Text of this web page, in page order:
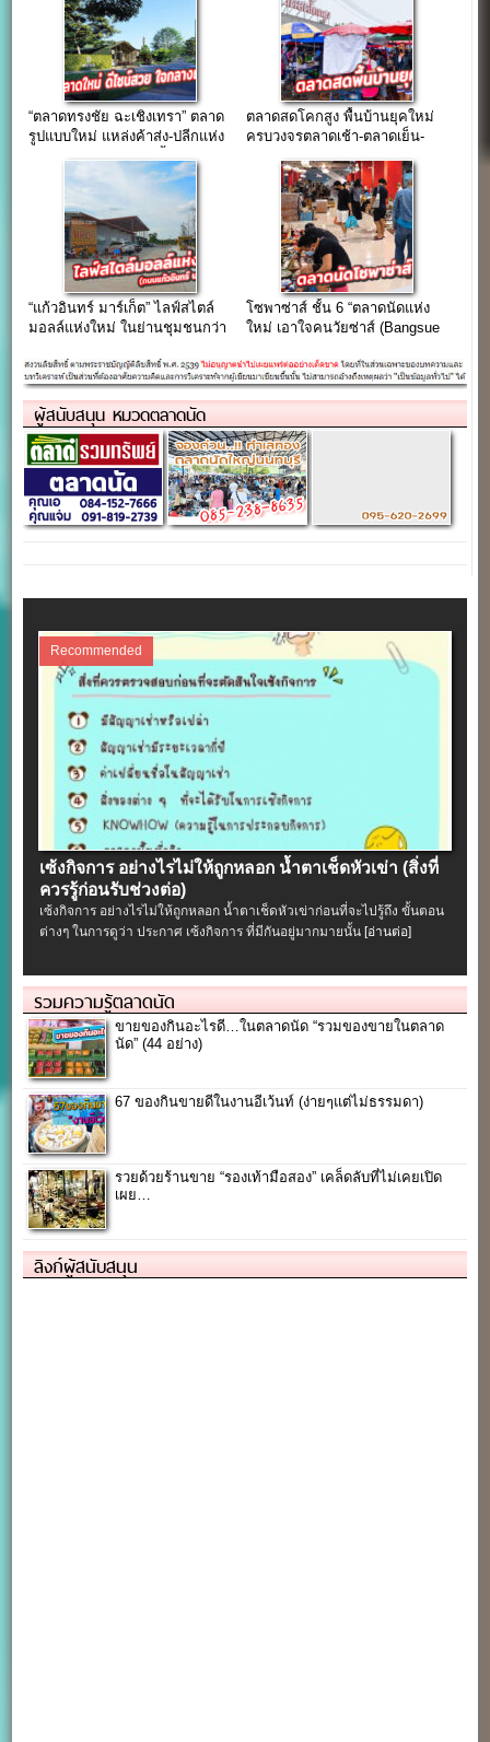
“ตลาดทรงชัย ฉะเชิงเทรา” ตลาด
รูปแบบใหม่ แหล่งค้าส่ง-ปลีกแห่ง
ตลาดสดโคกสูง พื้นบ้านยุคใหม่
ครบวงจรตลาดเช้า-ตลาดเย็น-
“แก้วอินทร์ มาร์เก็ต” ไลฟ์สไตล์
มอลล์แห่งใหม่ ในย่านชุมชนกว่า
โซพาซ่าส์ ชั้น 6 “ตลาดนัดแห่ง
ใหม่ เอาใจคนวัยซ่าส์ (Bangsue
ผู้สนับสนุน หมวดตลาดนัด
Recommended
เซ้งกิจการ อย่างไรไม่ให้ถูกหลอก น้ำตาเช็ดหัวเข่า (สิ่งที่
ควรรู้ก่อนรับช่วงต่อ)
เซ้งกิจการ อย่างไรไม่ให้ถูกหลอก น้ำตาเช็ดหัวเข่าก่อนที่จะไปรู้ถึง ขั้นตอน
ต่างๆ ในการดูว่า ประกาศ เซ้งกิจการ ที่มีกันอยู่มากมายนั้น [อ่านต่อ]
รวมความรู้ตลาดนัด
ขายของกินอะไรดี…ในตลาดนัด “รวมของขายในตลาด
นัด” (44 อย่าง)
67 ของกินขายดีในงานอีเว้นท์ (ง่ายๆแต่ไม่ธรรมดา)
รวยด้วยร้านขาย “รองเท้ามือสอง” เคล็ดลับที่ไม่เคยเปิด
เผย…
ลิงก์ผู้สนับสนุน